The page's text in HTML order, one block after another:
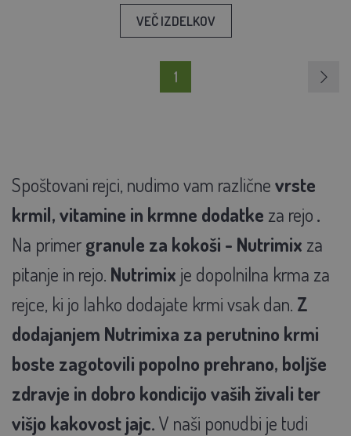
VEČ IZDELKOV
1
Spoštovani rejci, nudimo vam različnevrste
krmil, vitamine in krmne dodatke za rejo.
Na primergranule za kokoši - Nutrimix za
pitanje in rejo. Nutrimix je dopolnilna krma za
rejce, ki jo lahko dodajate krmi vsak dan. Z
dodajanjem Nutrimixa za perutnino krmi
boste zagotovili popolno prehrano, boljše
zdravje in dobro kondicijo vaših živali ter
višjo kakovost jajc.V naši ponudbi je tudi